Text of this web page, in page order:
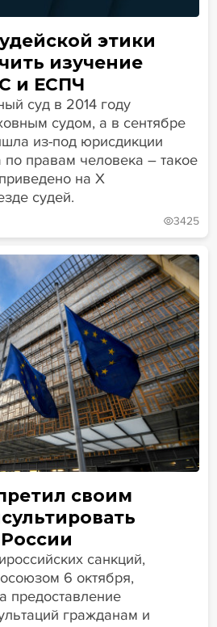
этики
изучение
и ЕСПЧ
суд в 2014 году
судом, а в сентябре
из-под юрисдикции
по правам человека – такое
на Х
судей.
3425
своим
санкций,
6 октября,
предоставление
гражданам и